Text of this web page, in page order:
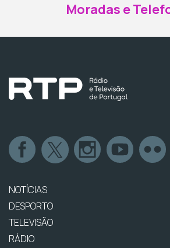
Moradas e
NOTÍCIAS
DESPORTO
TELEVISÃO
RÁDIO